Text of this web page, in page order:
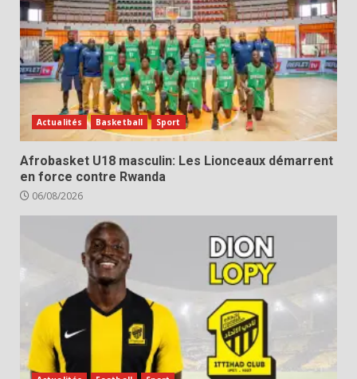
Actualités Basketball Sport
Afrobasket U18 masculin: Les Lionceaux démarrent
en force contre Rwanda
06/08/2026